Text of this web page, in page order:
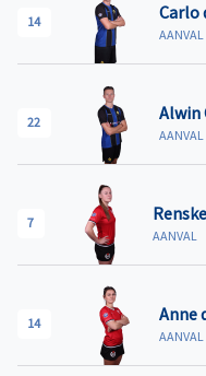
14 Carlo
AANVAL
22 Alwin
AANVAL
7
AANVAL
14 Anne
AANVAL